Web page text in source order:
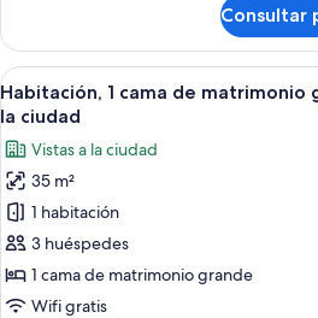
a
la
ciudad
1
cama
de
matrimonio
vistas
a
la
ciudad
Consultar
Abrir
todas
las
fotos
de
Habitación,
1
cama
de
12
Habitación, 1 cama de matrimonio
la ciudad
Vistas a la ciudad
35 m²
1 habitación
3 huéspedes
1 cama de matrimonio grande
Wifi gratis